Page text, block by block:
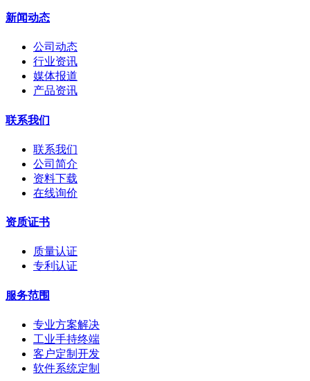
新闻动态
公司动态
行业资讯
媒体报道
产品资讯
联系我们
联系我们
公司简介
资料下载
在线询价
资质证书
质量认证
专利认证
服务范围
专业方案解决
工业手持终端
客户定制开发
软件系统定制